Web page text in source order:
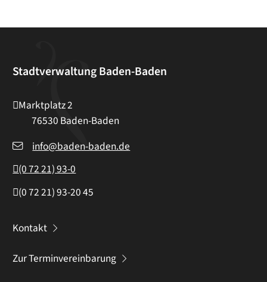
Stadtverwaltung Baden-Baden
Marktplatz 2
76530 Baden-Baden
info@baden-baden.de
(07221) 93-0
(07221) 93-2045
Kontakt
Zur Terminvereinbarung